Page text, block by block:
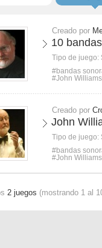
Creado por
10
Tipo de juego:
#bandas
#John Williams
Creado por
John
Tipo de juego:
#bandas
#John Williams
2 juegos (mostrando 1 al